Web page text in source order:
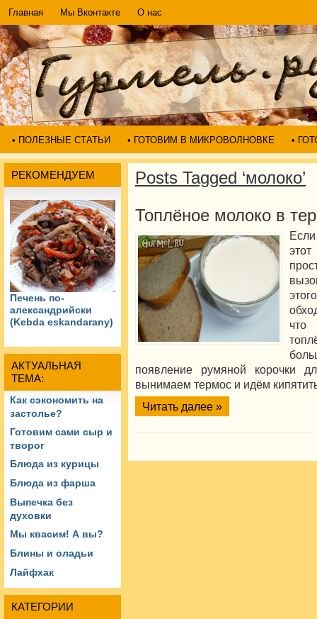
Главная Мы Вконтакте О нас
• ПОЛЕЗНЫЕ СТАТЬИ • ГОТОВИМ В МИКРОВОЛНОВКЕ •
РЕКОМЕНДУЕМ
Печень по-
александрийски
(Kebda eskandarany)
АКТУАЛЬНАЯ
ТЕМА:
Как сэкономить на
застолье?
Готовим сами сыр и
творог
Блюда из курицы
Блюда из фарша
Выпечка без
духовки
Мы квасим! А вы?
Блины и оладьи
Лайфхак
КАТЕГОРИИ
Posts Tagged ‘молоко’
Топлёное молоко в
что
появление румяной корочки
вынимаем термос и идём
Читать далее »